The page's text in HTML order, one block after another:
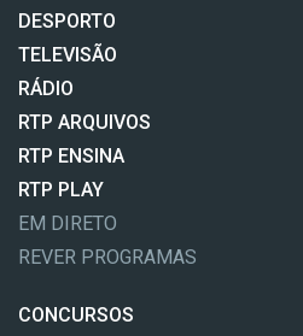
DESPORTO
TELEVISÃO
RÁDIO
RTP ARQUIVOS
RTP ENSINA
RTP PLAY
EM DIRETO
REVER PROGRAMAS
CONCURSOS